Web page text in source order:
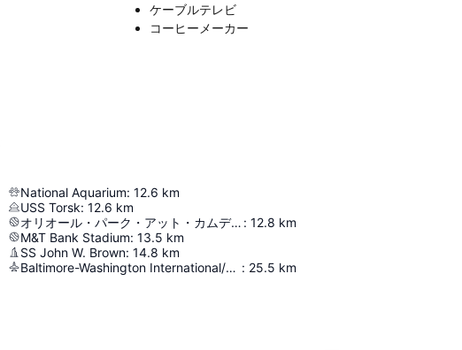
ケーブルテレビ
コーヒーメーカー
National Aquarium: 12.6 km
USS Torsk: 12.6 km
オリオール・パーク・アット・カムデン・ヤーズ : 12.8 km
M&T Bank Stadium: 13.5 km
SS John W. Brown: 14.8 km
Baltimore-Washington International/Thurgood Marshall Airport : 25.5 km